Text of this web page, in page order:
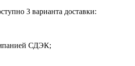
3 варианта доставки:
СДЭК;